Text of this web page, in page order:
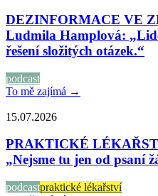
DEZINFORMACE VE
Ludmila Hamplová:
řešení složitých otázek.“
podcast
To mě zajímá →
15.07.2026
PRAKTICKÉ
„Nejsme tu jen od psaní
podcastpraktické lékařství